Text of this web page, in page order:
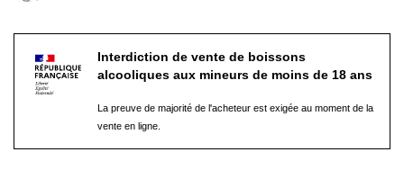
Interdiction de vente de boissons
alcooliques aux mineurs de moins de 18 ans
La preuve de majorité de l'acheteur est exigée au moment de la
vente en ligne.